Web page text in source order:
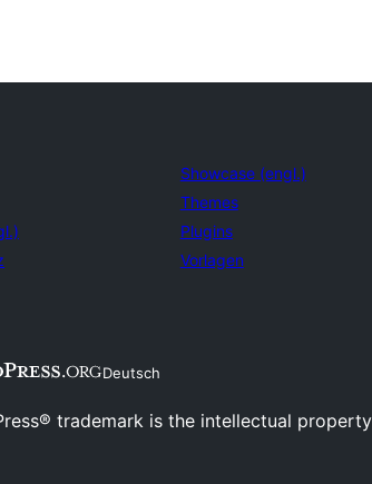
Showcase (engl.)
Themes
Plugins
Vorlagen
Deutsch
trademark is the intellectual